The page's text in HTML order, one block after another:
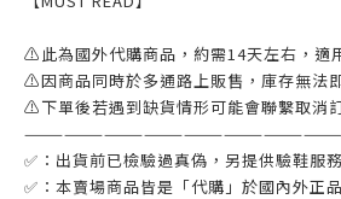
⚠此為國外代購商品，約需14天左右，適
⚠因商品同時於多通路上販售，庫存無法
⚠下單後若遇到缺貨情形可能會聯繫取消
✅：出貨前已檢驗過真偽，另提供驗鞋服務
✅：本賣場商品皆是「代購」於國內外正